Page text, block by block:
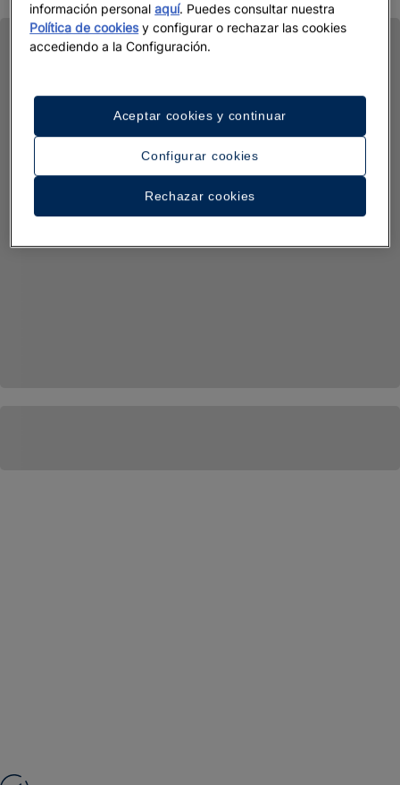
información personalaquí. Puedes consultar nuestra
Política de cookiesy configurar o rechazar las cookies
accediendo a la Configuración.
Configurar cookies
Rechazar cookies
Aceptar cookies y continuar